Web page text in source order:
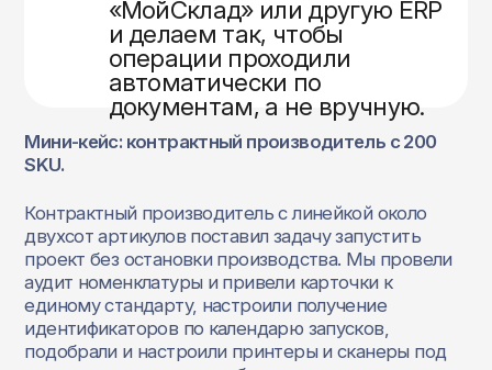
«МойСклад» или другую ERP
и делаем так, чтобы
операции проходили
автоматически по
документам, а не вручную.
Мини-кейс: контрактный производитель с 200
SKU.
Контрактный производитель с линейкой около
двухсот артикулов поставил задачу запустить
проект без остановки производства. Мы провели
аудит номенклатуры и привели карточки к
единому стандарту, настроили получение
идентификаторов по календарю запусков,
подобрали и настроили принтеры и сканеры под